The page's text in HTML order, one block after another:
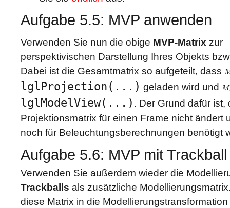
Aufgabe 5.5: MVP anwenden
Verwenden Sie nun die obige MVP-Matrix zur
perspektivischen Darstellung Ihres Objekts
Dabei ist die Gesamtmatrix so aufgeteilt, dass M
lglProjection(...) geladen wird und M
M
lglModelView(...) . Der Grund dafür
Projektionsmatrix für einen Frame nicht ändert
noch für Beleuchtungsberechnungen benötigt
Aufgabe 5.6: MVP mit Trackball
Verwenden Sie außerdem wieder die
Trackballs als zusätzliche
diese Matrix in die